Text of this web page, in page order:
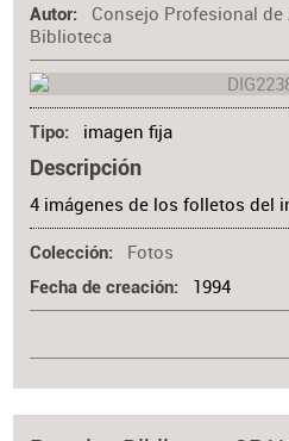
Autor
Consejo Profesional de
Biblioteca
Tipo imagen fija
Descripción
4 imágenes de los folletos del
Colección Fotos
Fecha de creación 1994